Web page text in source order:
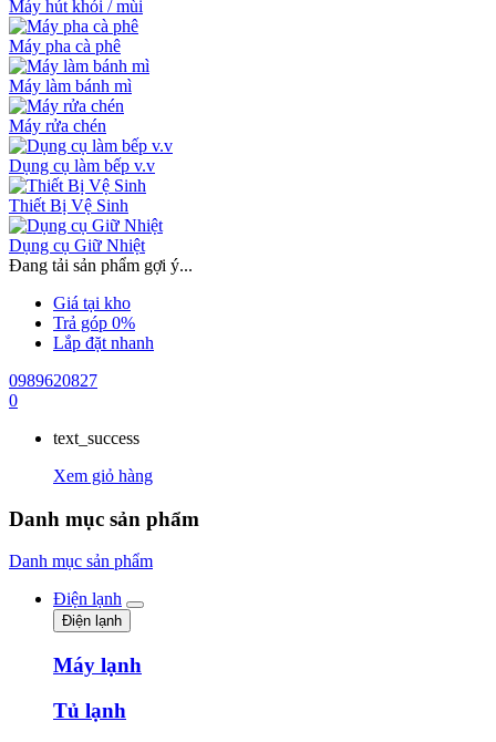
Máy hút khói / mùi
Máy pha cà phê
Máy làm bánh mì
Máy rửa chén
Dụng cụ làm bếp v.v
Thiết Bị Vệ Sinh
Dụng cụ Giữ Nhiệt
Đang tải sản phẩm gợi ý...
Giá tại kho
Trả góp 0%
Lắp đặt nhanh
0989620827
0
text_success
Xem giỏ hàng
Danh mục sản phẩm
Danh mục sản phẩm
Điện lạnh
Điện lạnh
Máy lạnh
Tủ lạnh